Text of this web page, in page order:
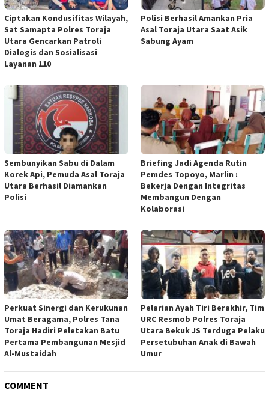
Ciptakan Kondusifitas Wilayah,
Sat Samapta Polres Toraja
Utara Gencarkan Patroli
Dialogis dan Sosialisasi
Layanan 110
Polisi Berhasil Amankan Pria
Asal Toraja Utara Saat Asik
Sabung Ayam
Sembunyikan Sabu di Dalam
Korek Api, Pemuda Asal Toraja
Utara Berhasil Diamankan
Polisi
Briefing Jadi Agenda Rutin
Pemdes Topoyo, Marlin :
Bekerja Dengan Integritas
Membangun Dengan
Kolaborasi
Perkuat Sinergi dan Kerukunan
Umat Beragama, Polres Tana
Toraja Hadiri Peletakan Batu
Pertama Pembangunan Mesjid
Al-Mustaidah
Pelarian Ayah Tiri Berakhir, Tim
URC Resmob Polres Toraja
Utara Bekuk JS Terduga Pelaku
Persetubuhan Anak di Bawah
Umur
COMMENT